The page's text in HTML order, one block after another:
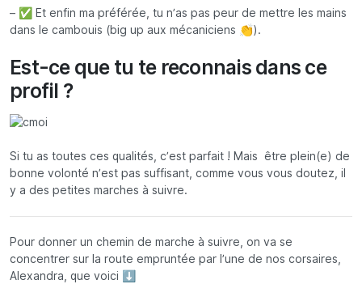
– ✅ Et enfin ma préférée, tu n’as pas peur de mettre les mains
dans le cambouis (big up aux mécaniciens 👏).
Est-ce que tu te reconnais dans ce
profil ?
Si tu as toutes ces qualités, c’est parfait ! Mais être plein(e) de
bonne volonté n’est pas suffisant, comme vous vous doutez, il
y a des petites marches à suivre.
Pour donner un chemin de marche à suivre, on va se
concentrer sur la route empruntée par l’une de nos corsaires,
Alexandra, que voici ⬇️